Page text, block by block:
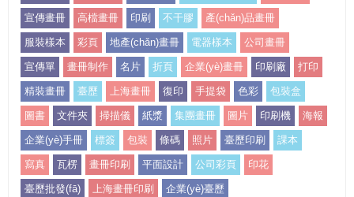
宣傳畫冊 高檔畫冊 印刷 不干膠 產(chǎn)品畫冊
服裝樣本 彩頁 地產(chǎn)畫冊 電器樣本 公司畫冊
宣傳單 畫冊制作 名片 折頁 企業(yè)畫冊 印刷廠 打印
精裝畫冊 臺歷 上海畫冊 復印 手提袋 色彩 包裝盒
圖書 文件夾 掃描儀 紙漿 集團畫冊 圖片 印刷機 海報
企業(yè)手冊 標簽 包裝 條碼 照片 臺歷印刷 課本
寫真 瓦楞 畫冊印刷 平面設計 公司彩頁 印花
臺歷批發(fā) 上海畫冊印刷 企業(yè)臺歷